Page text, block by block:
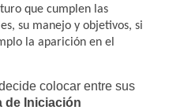
que cumplen las
su manejo y objetivos, si
la aparición en el
colocar entre sus
de Iniciación